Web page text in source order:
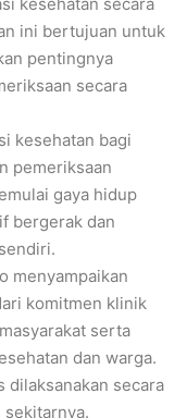
ini bertujuan untuk
pentingnya
secara
kesehatan bagi
pemeriksaan
gaya hidup
bergerak dan
menyampaikan
komitmen klinik
serta
dan warga.
dilaksanakan secara